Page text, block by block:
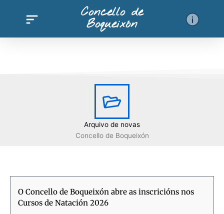
Concello de
Boqueixón
Arquivo de novas
Concello de Boqueixón
O Concello de Boqueixón abre as inscricións nos
Cursos de Natación 2026